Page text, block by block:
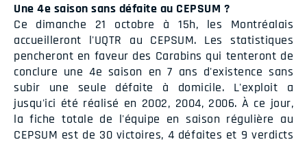
Une 4e saison sans défaite au CEPSUM ?
Ce dimanche 21 octobre à 15h, les Montréalais
accueilleront l'UQTR au CEPSUM. Les statistiques
pencheront en faveur des Carabins qui tenteront de
conclure une 4e saison en 7 ans d'existence sans
subir une seule défaite à domicile. L'exploit a
jusqu'ici été réalisé en 2002, 2004, 2006. À ce jour,
la fiche totale de l'équipe en saison régulière au
CEPSUM est de 30 victoires, 4 défaites et 9 verdicts